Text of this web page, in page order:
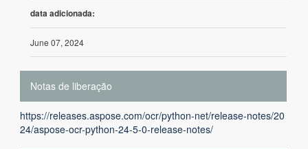
data adicionada:
June 07, 2024
Notas de liberação
https://releases.aspose.com/ocr/python-net/release-notes/20
24/aspose-ocr-python-24-5-0-release-notes/